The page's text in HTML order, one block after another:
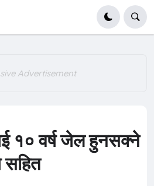
Advertisement
१० वर्ष जेल हुनसक्ने
सहित